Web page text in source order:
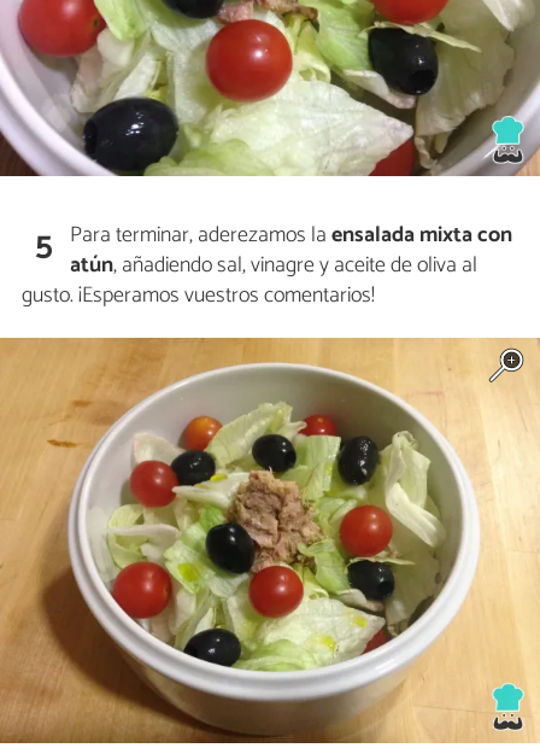
5 Para terminar, aderezamos laensalada mixta con
atún, añadiendo sal, vinagre y aceite de oliva al
gusto. ¡Esperamos vuestros comentarios!